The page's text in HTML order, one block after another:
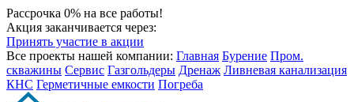
Рассрочка 0% на все работы!
Акция заканчивается через:
Принять участие в акции
Все проекты нашей компании: Главная Бурение Пром.
скважины Сервис Газгольдеры Дренаж Ливневая канализация
КНС Герметичные емкости Погреба